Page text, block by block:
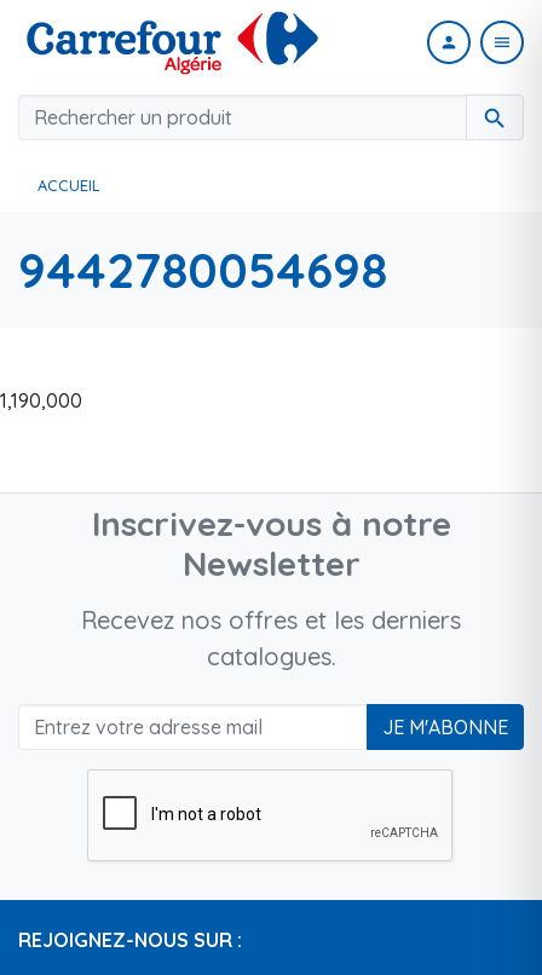
search
person menu
ACCUEIL
9442780054698
1,190,000
Inscrivez-vous à notre
Newsletter
Recevez nos offres et les derniers
catalogues.
JE M'ABONNE
REJOIGNEZ-NOUS SUR :